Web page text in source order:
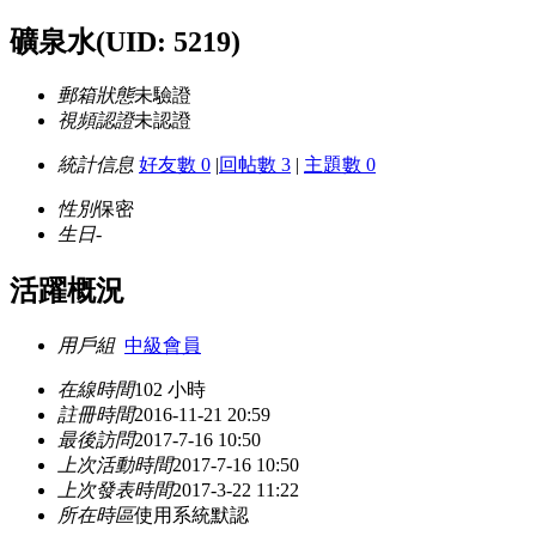
礦泉水(UID: 5219)
郵箱狀態未驗證
視頻認證未認證
統計信息 好友數 0 |回帖數 3 | 主題數 0
性別保密
生日-
活躍概況
用戶組 中級會員
在線時間102 小時
註冊時間2016-11-21 20:59
最後訪問2017-7-16 10:50
上次活動時間2017-7-16 10:50
上次發表時間2017-3-22 11:22
所在時區使用系統默認